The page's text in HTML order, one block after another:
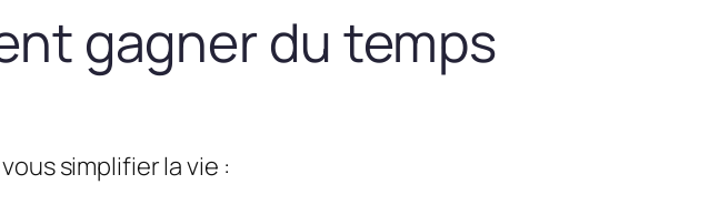
gagner du temps
simplifier la vie :